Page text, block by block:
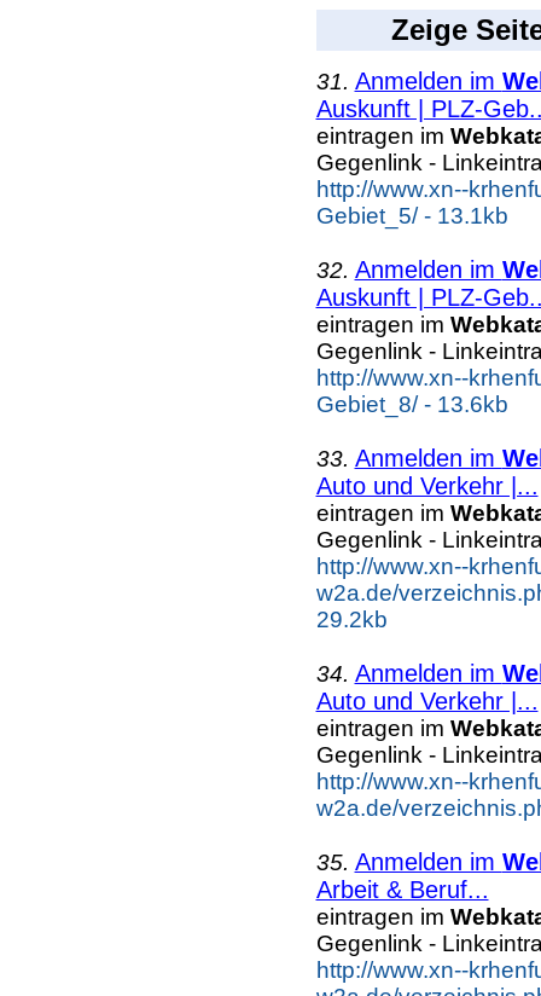
Zeige
31. Anmelden im
Auskunft | PLZ-
eintragen im
Gegenlink -
http://www.xn--
Gebiet_5/ - 13.1kb
32. Anmelden im
Auskunft | PLZ-
eintragen im
Gegenlink -
http://www.xn--
Gebiet_8/ - 13.6kb
33. Anmelden im
Auto und Verkehr |...
eintragen im
Gegenlink -
http://www.xn--
w2a.de/
29.2kb
34. Anmelden im
Auto und Verkehr |...
eintragen im
Gegenlink -
http://www.xn--
w2a.de/
35. Anmelden im
Arbeit & Beruf...
eintragen im
Gegenlink -
http://www.xn--